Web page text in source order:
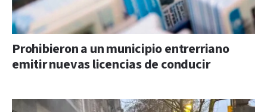
Prohibieron a un municipio entrerriano
emitir nuevas licencias de conducir